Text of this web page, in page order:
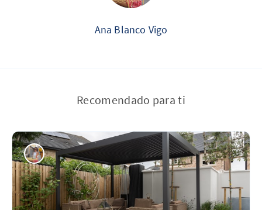
Ana Blanco Vigo
Recomendado para ti